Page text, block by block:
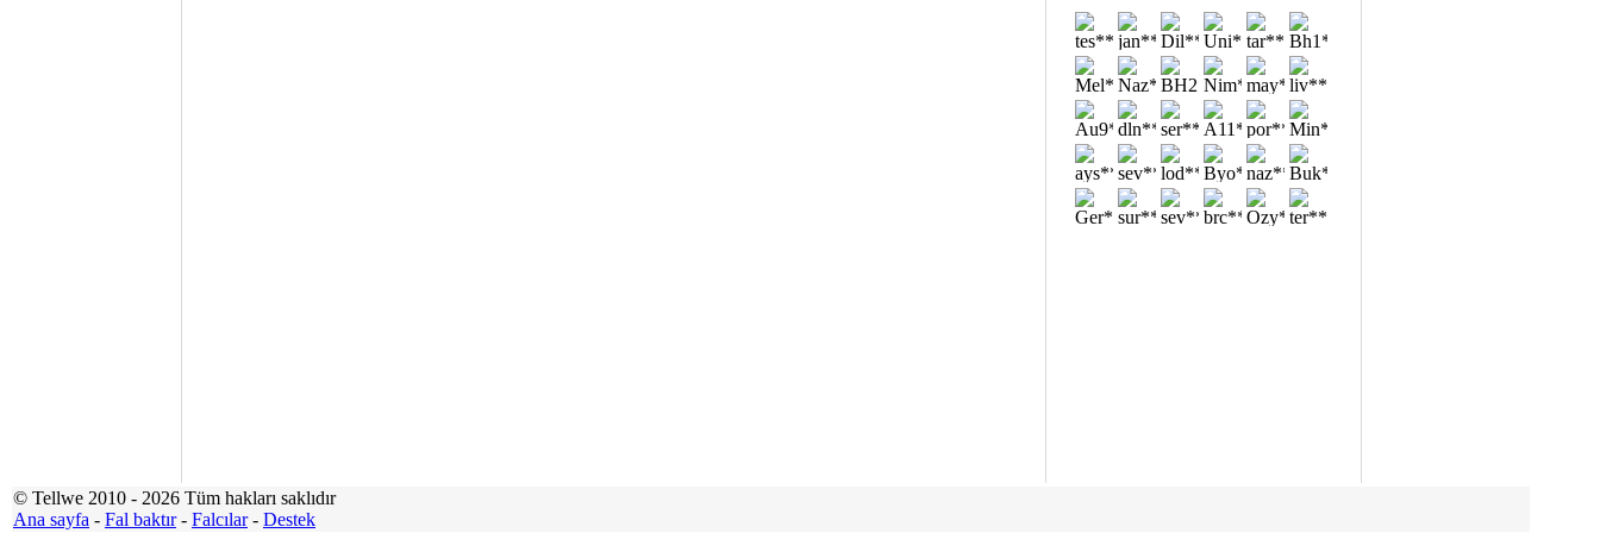
© Tellwe 2010 - 2026 Tüm hakları saklıdır
Ana sayfa - Fal baktır- Falcılar- Destek